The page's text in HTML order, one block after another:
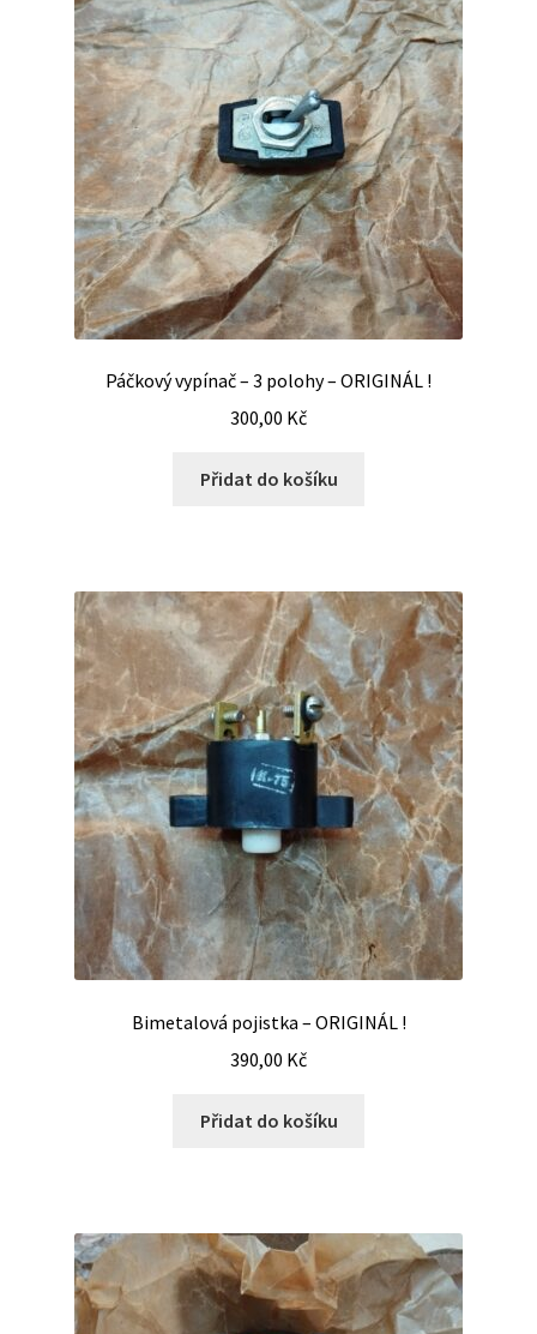
Páčkový vypínač – 3 polohy – ORIGINÁL !
300,00 Kč
Přidat do košíku
Bimetalová pojistka – ORIGINÁL !
390,00 Kč
Přidat do košíku